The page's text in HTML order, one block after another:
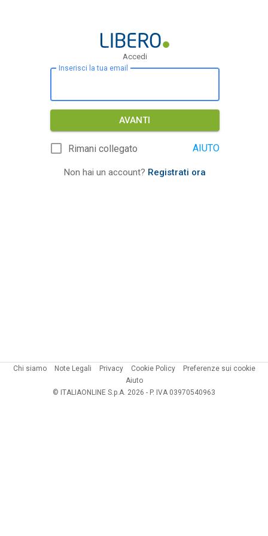
Accedi
Inserisci la tua email
AVANTI
Rimani collegato AIUTO
Non hai un account? Registrati ora
Chi siamo Note Legali Privacy Cookie Policy
Preferenze sui cookie
Aiuto
© ITALIAONLINE S.p.A. 2026 - P. IVA 03970540963